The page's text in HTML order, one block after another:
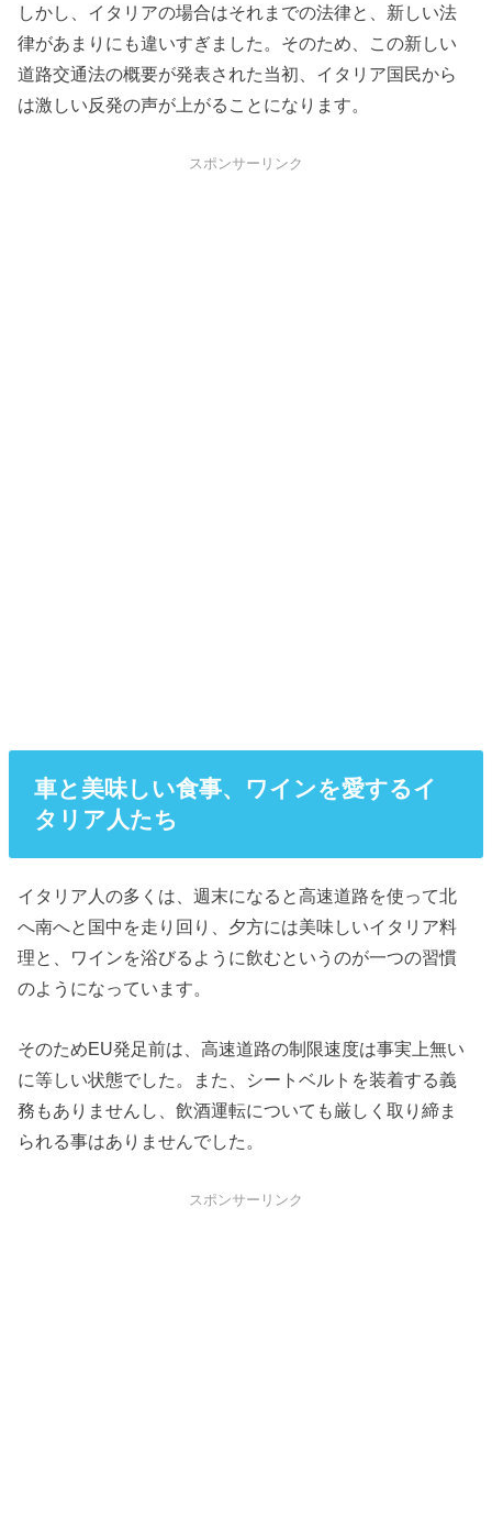
しかし、イタリアの場合はそれまでの法律と、新しい法
律があまりにも違いすぎました。そのため、この新しい
道路交通法の概要が発表された当初、イタリア国民から
は激しい反発の声が上がることになります。
スポンサーリンク
車と美味しい食事、ワインを愛するイ
タリア人たち
イタリア人の多くは、週末になると高速道路を使って北
へ南へと国中を走り回り、夕方には美味しいイタリア料
理と、ワインを浴びるように飲むというのが一つの習慣
のようになっています。
そのためEU発足前は、高速道路の制限速度は事実上無い
に等しい状態でした。また、シートベルトを装着する義
務もありませんし、飲酒運転についても厳しく取り締ま
られる事はありませんでした。
スポンサーリンク